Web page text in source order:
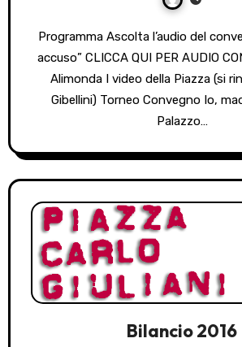
Programma Ascolta l’audio del convegno “Io, madre
accuso” CLICCA QUI PER AUDIO
Alimonda I video della Piazza (si
Gibellini) Torneo Convegno Io,
Palazzo…
Bilancio 2016